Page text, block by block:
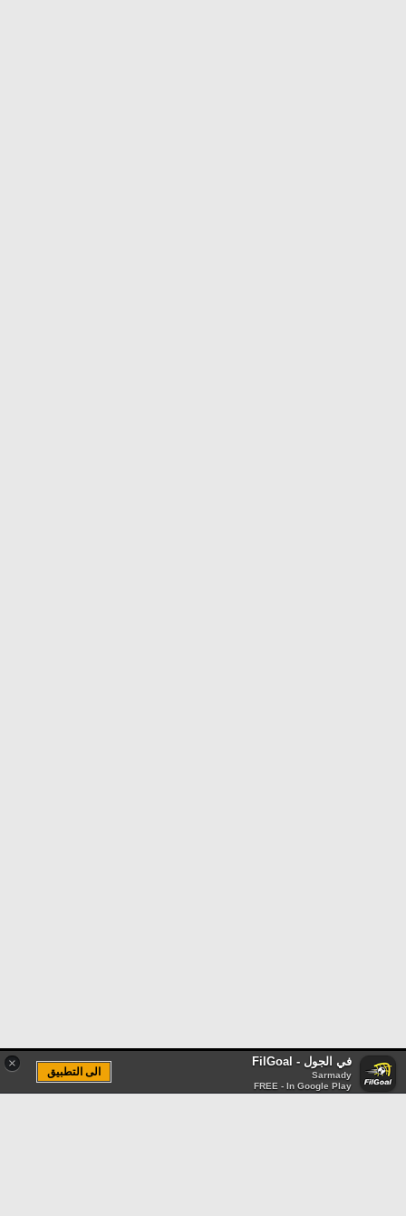
× في الجول - FilGoal
Sarmady
FREE - In Google Play
الى التطبيق